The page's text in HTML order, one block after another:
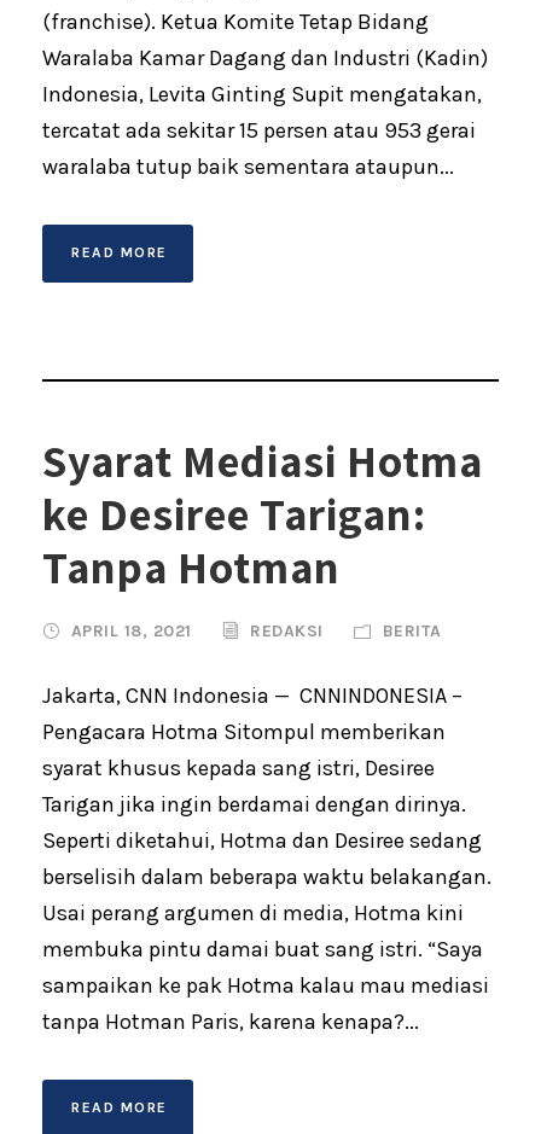
(franchise). Ketua Komite Tetap Bidang
Waralaba Kamar Dagang dan Industri (Kadin)
Indonesia, Levita Ginting Supit mengatakan,
tercatat ada sekitar 15 persen atau 953 gerai
waralaba tutup baik sementara ataupun...
READ MORE
Syarat Mediasi Hotma
ke Desiree Tarigan:
Tanpa Hotman
APRIL 18, 2021 REDAKSI BERITA
Jakarta, CNN Indonesia — CNNINDONESIA –
Pengacara Hotma Sitompul memberikan
syarat khusus kepada sang istri, Desiree
Tarigan jika ingin berdamai dengan dirinya.
Seperti diketahui, Hotma dan Desiree sedang
berselisih dalam beberapa waktu belakangan.
Usai perang argumen di media, Hotma kini
membuka pintu damai buat sang istri. “Saya
sampaikan ke pak Hotma kalau mau mediasi
tanpa Hotman Paris, karena kenapa?...
READ MORE